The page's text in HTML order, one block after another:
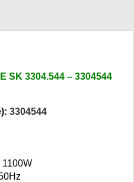
SK 3304.544 – 3304544
3304544
1100W